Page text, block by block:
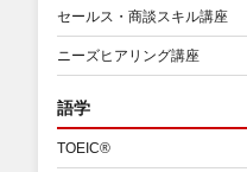
セールス・商談スキル講座
ニーズヒアリング講座
語学
TOEIC®